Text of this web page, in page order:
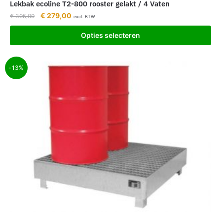
Lekbak ecoline T2-800 rooster gelakt / 4 Vaten
€305,00 € 279,00 excl. BTW
Opties selecteren
-13%